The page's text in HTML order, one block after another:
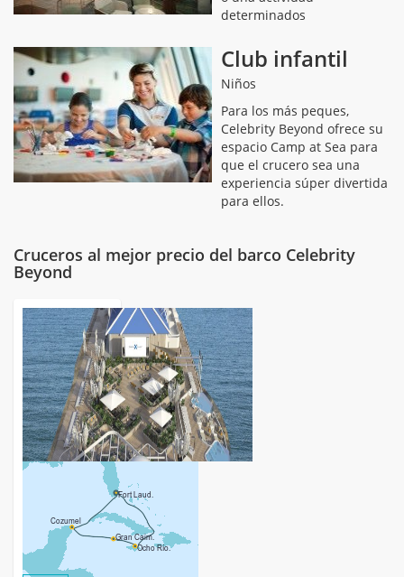
determinados
Club infantil
Niños
Para los más peques,
Celebrity Beyond ofrece su
espacio Camp at Sea para
que el crucero sea una
experiencia súper divertida
para ellos.
Cruceros al mejor precio del barco Celebrity
Beyond